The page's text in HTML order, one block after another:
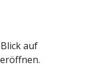
auf